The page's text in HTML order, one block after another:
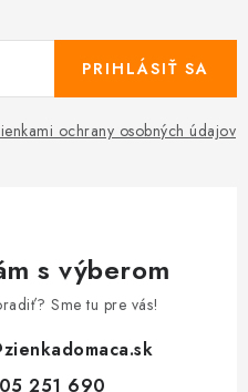
ochrany osobných údajov
PRIHLÁSIŤ SA
s výberom
Sme tu pre vás!
zienkadomaca.sk
251 690